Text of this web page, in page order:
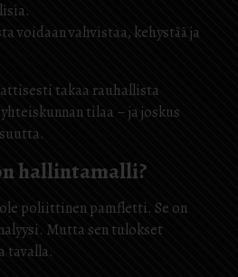
voidaan vahvistaa, kehystää ja
takaa rauhallista
tilaa – ja joskus
hallintamalli?
poliittinen pamfletti. Se on
Mutta sen tulokset
tavalla.